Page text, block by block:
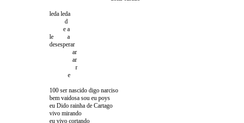
leda leda
d
e a
le a
desesperar
ar
ar
r
e
100 ser nascido digo narciso
bem vaidosa sou eu poys
eu Dido rainha de Cartago
vivo mirando
eu vivo cortando